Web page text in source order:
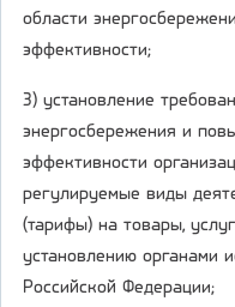
области
эффективности;
3) установление
энергосбережения и
эффективности
регулируемые виды
(тарифы) на товары,
установлению органами
Российской Федерации;